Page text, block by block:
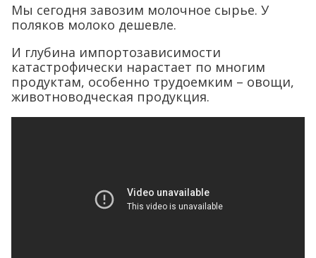
Мы сегодня завозим молочное сырье. У
поляков молоко дешевле.
И глубина импортозависимости
катастрофически нарастает по многим
продуктам, особенно трудоемким – овощи,
животноводческая продукция.